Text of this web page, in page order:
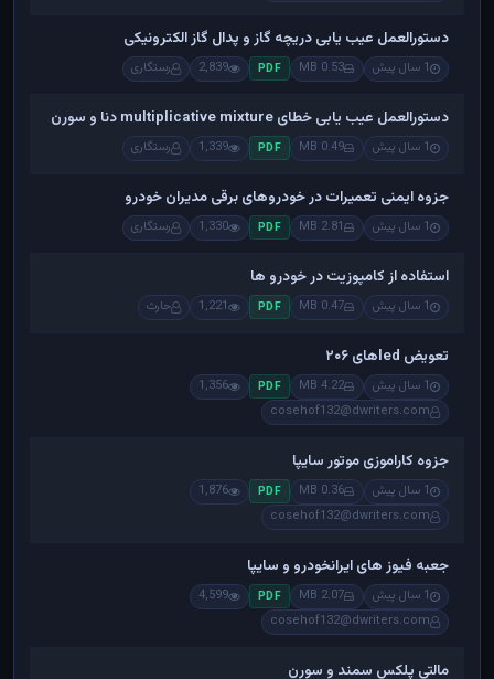
دستورالعمل عیب یابی دریچه گاز و پدال گاز الکترونیکی
1 سال پیش 0.53 MB
PDF
2,839 رستگاری
دستورالعمل عیب یابی خطای multiplicative mixture دنا و سورن
1 سال پیش 0.49 MB
PDF
1,339 رستگاری
جزوه ایمنی تعمیرات در خودروهای برقی مدیران خودرو
1 سال پیش 2.81 MB
PDF
1,330 رستگاری
استفاده از کامپوزیت در خودرو ها
1 سال پیش 0.47 MB
PDF
1,221 حارث
تعویض ledهای ۲۰۶
1 سال پیش 4.22 MB
PDF
1,356
cosehof132@dwriters.com
جزوه کاراموزی موتور سایپا
1 سال پیش 0.36 MB
PDF
1,876
cosehof132@dwriters.com
جعبه فیوز های ایرانخودرو و سایپا
1 سال پیش 2.07 MB
PDF
4,599
cosehof132@dwriters.com
مالتی پلکس سمند و سورن